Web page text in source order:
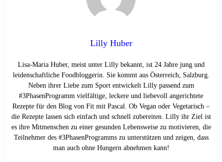
Lilly Huber
Lisa-Maria Huber, meist unter Lilly bekannt, ist 24 Jahre jung und
leidenschaftliche Foodbloggerin. Sie kommt aus Österreich, Salzburg.
Neben ihrer Liebe zum Sport entwickelt Lilly passend zum
#3PhasenProgramm vielfältige, leckere und liebevoll angerichtete
Rezepte für den Blog von Fit mit Pascal. Ob Vegan oder Vegetarisch –
die Rezepte lassen sich einfach und schnell zubereiten. Lilly ihr Ziel ist
es ihre Mitmenschen zu einer gesunden Lebensweise zu motivieren, die
Teilnehmer des #3PhasenProgramms zu unterstützen und zeigen, dass
man auch ohne Hungern abnehmen kann!